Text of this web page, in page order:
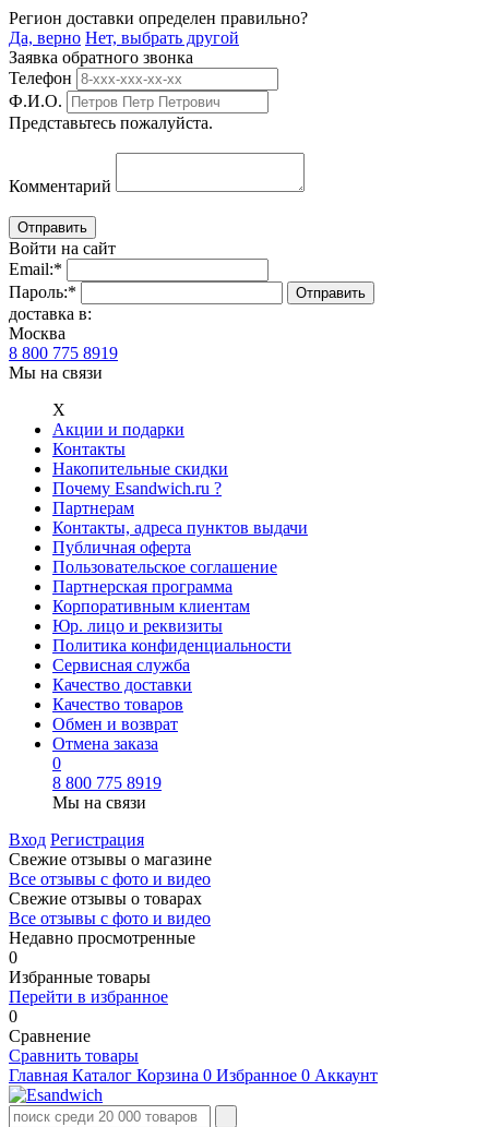
Регион доставки определен правильно?
Да, верно Нет, выбрать другой
Заявка обратного звонка
Телефон
Ф.И.О.
Представьтесь пожалуйста.
Комментарий
Войти на сайт
Email:*
Пароль:*
доставка в:
Москва
8 800 775 8919
Мы на связи
Х
Акции и подарки
Контакты
Накопительные скидки
Почему Esandwich.ru ?
Партнерам
Контакты, адреса пунктов выдачи
Публичная оферта
Пользовательское соглашение
Партнерская программа
Корпоративным клиентам
Юр. лицо и реквизиты
Политика конфиденциальности
Сервисная служба
Качество доставки
Качество товаров
Обмен и возврат
Отмена заказа
0
8 800 775 8919
Мы на связи
Вход Регистрация
Свежие отзывы о магазине
Все отзывы с фото и видео
Свежие отзывы о товарах
Все отзывы c фото и видео
Недавно просмотренные
0
Избранные товары
Перейти в избранное
0
Сравнение
Сравнить товары
Главная Каталог Корзина 0 Избранное 0 Аккаунт